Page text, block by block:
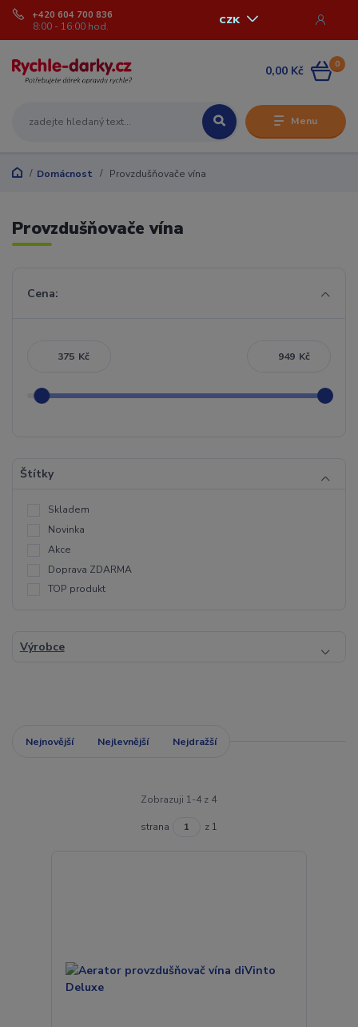
Menu
CZK
+420 604 700 836
8:00 - 16:00 hod.
0
0,00 Kč
Domácnost Provzdušňovače vína
Provzdušňovače vína
Cena:
Kč Kč
Štítky
Skladem
Novinka
Akce
Doprava ZDARMA
TOP produkt
Výrobce
Nejnovější Nejlevnější Nejdražší
Zobrazuji 1-4 z 4
strana z 1